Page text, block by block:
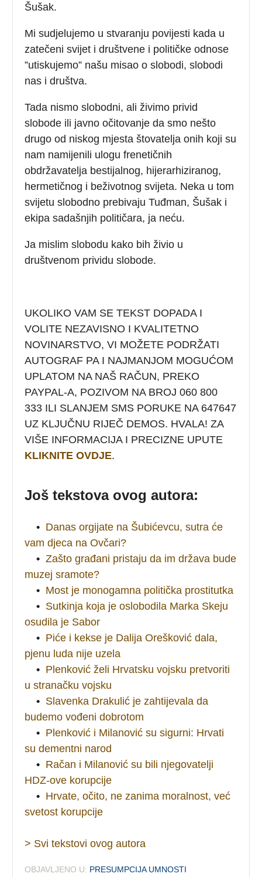
Šušak.
Mi sudjelujemo u stvaranju povijesti kada u
zatečeni svijet i društvene i političke odnose
”utiskujemo” našu misao o slobodi, slobodi
nas i društva.
Tada nismo slobodni, ali živimo privid
slobode ili javno očitovanje da smo nešto
drugo od niskog mjesta štovatelja onih koji su
nam namijenili ulogu frenetičnih
obdržavatelja bestijalnog, hijerarhiziranog,
hermetičnog i beživotnog svijeta. Neka u tom
svijetu slobodno prebivaju Tuđman, Šušak i
ekipa sadašnjih političara, ja neću.
Ja mislim slobodu kako bih živio u
društvenom prividu slobode.
UKOLIKO VAM SE TEKST DOPADA I
VOLITE NEZAVISNO I KVALITETNO
NOVINARSTVO, VI MOŽETE PODRŽATI
AUTOGRAF PA I NAJMANJOM MOGUĆOM
UPLATOM NA NAŠ RAČUN, PREKO
PAYPAL-A, POZIVOM NA BROJ 060 800
333 ILI SLANJEM SMS PORUKE NA 647647
UZ KLJUČNU RIJEČ DEMOS. HVALA! ZA
VIŠE INFORMACIJA I PRECIZNE UPUTE
KLIKNITE OVDJE.
Još tekstova ovog autora:
• Danas orgijate na Šubićevcu, sutra će
vam djeca na Ovčari?
• Zašto građani pristaju da im država bude
muzej sramote?
• Most je monogamna politička prostitutka
• Sutkinja koja je oslobodila Marka Skeju
osudila je Sabor
• Piće i kekse je Dalija Orešković dala,
pjenu luda nije uzela
• Plenković želi Hrvatsku vojsku pretvoriti
u stranačku vojsku
• Slavenka Drakulić je zahtijevala da
budemo vođeni dobrotom
• Plenković i Milanović su sigurni: Hrvati
su dementni narod
• Račan i Milanović su bili njegovatelji
HDZ-ove korupcije
• Hrvate, očito, ne zanima moralnost, već
svetost korupcije
> Svi tekstovi ovog autora
OBJAVLJENO U: PRESUMPCIJA UMNOSTI